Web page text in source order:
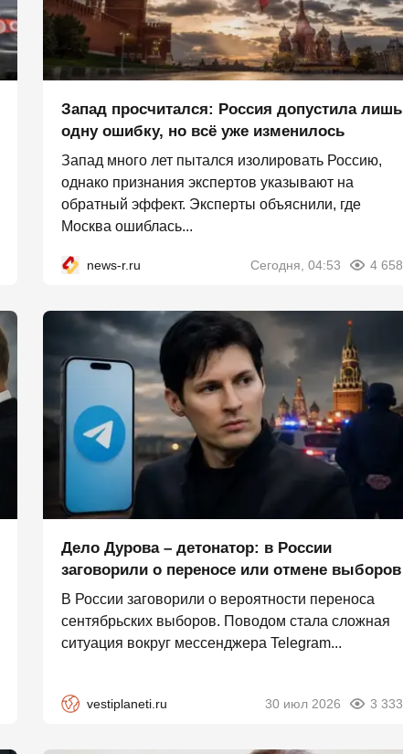
Запад просчитался: Россия допустила лишь
одну ошибку, но всё уже изменилось
Запад много лет пытался изолировать Россию,
однако признания экспертов указывают на
обратный эффект. Эксперты объяснили, где
Москва ошиблась...
news-r.ru Сегодня, 04:53 4 658
Дело Дурова – детонатор: в России
заговорили о переносе или отмене выборов
В России заговорили о вероятности переноса
сентябрьских выборов. Поводом стала сложная
ситуация вокруг мессенджера Telegram...
vestiplaneti.ru 30 июл 2026 3 333